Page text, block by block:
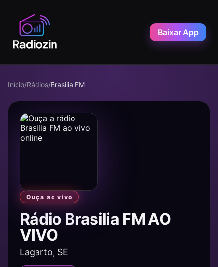
Baixar App
Início/Rádios/Brasilia FM
Ouça ao vivo
Rádio Brasilia FM AO
VIVO
Lagarto, SE